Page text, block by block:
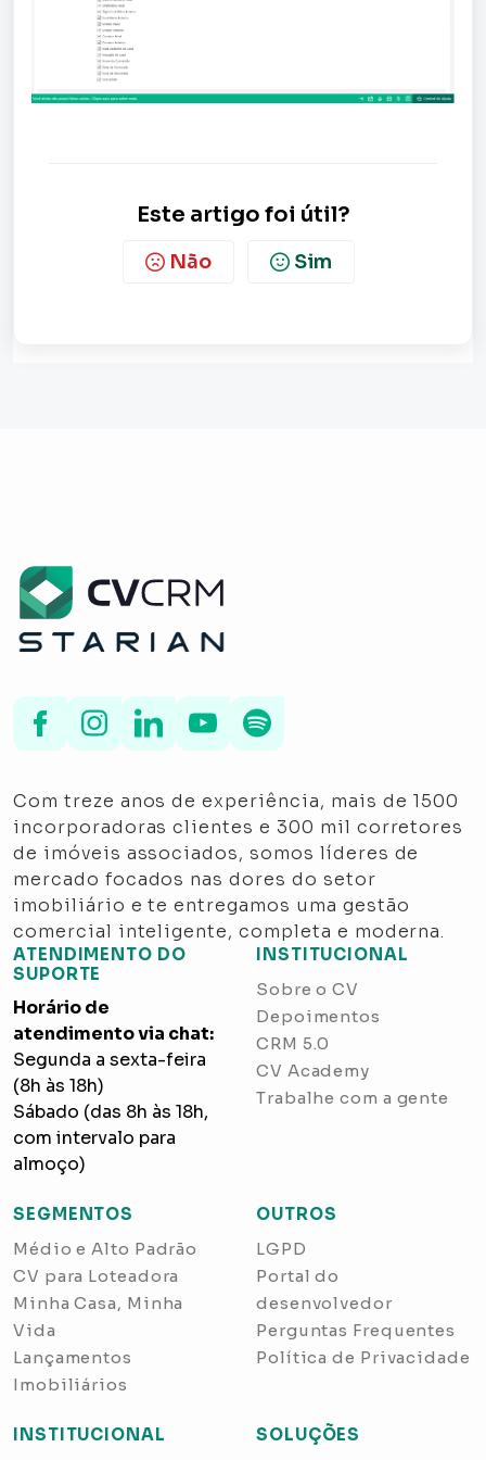
Este artigo foi útil?
Não Sim
Com treze anos de experiência, mais de 1500
incorporadoras clientes e 300 mil corretores
de imóveis associados, somos líderes de
mercado focados nas dores do setor
imobiliário e te entregamos uma gestão
comercial inteligente, completa e moderna.
INSTITUCIONAL
Sobre o CV
Depoimentos
CRM 5.0
CV Academy
Trabalhe com a gente
SEGMENTOS
Médio e Alto Padrão
CV para Loteadora
Minha Casa, Minha
Vida
Lançamentos
Imobiliários
OUTROS
LGPD
Portal do
desenvolvedor
Perguntas Frequentes
Política de Privacidade
INSTITUCIONAL
SOLUÇÕES
ATENDIMENTO DO
SUPORTE
Horário de
atendimento via chat:
Segunda a sexta-feira
(8h às 18h)
Sábado (das 8h às 18h,
com intervalo para
almoço)